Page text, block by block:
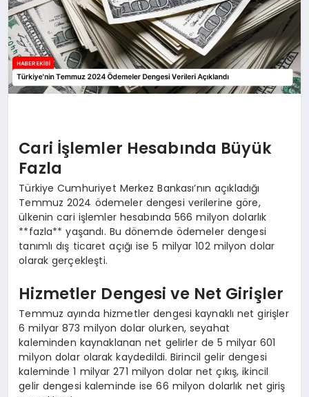
Cari İşlemler Hesabında Büyük
Fazla
Türkiye Cumhuriyet Merkez Bankası’nın açıkladığı
Temmuz 2024 ödemeler dengesi verilerine göre,
ülkenin cari işlemler hesabında 566 milyon dolarlık
**fazla** yaşandı. Bu dönemde ödemeler dengesi
tanımlı dış ticaret açığı ise 5 milyar 102 milyon dolar
olarak gerçekleşti.
Hizmetler Dengesi ve Net Girişler
Temmuz ayında hizmetler dengesi kaynaklı net girişler
6 milyar 873 milyon dolar olurken, seyahat
kaleminden kaynaklanan net gelirler de 5 milyar 601
milyon dolar olarak kaydedildi. Birincil gelir dengesi
kaleminde 1 milyar 271 milyon dolar net çıkış, ikincil
gelir dengesi kaleminde ise 66 milyon dolarlık net giriş